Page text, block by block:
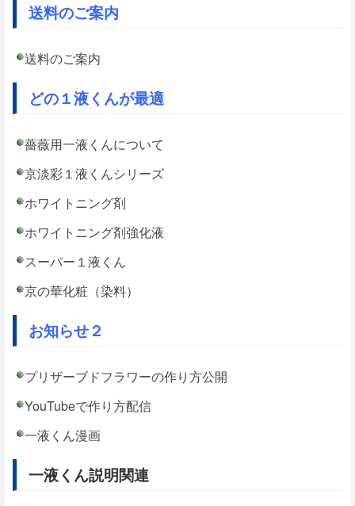
送料のご案内
送料のご案内
どの１液くんが最適
薔薇用一液くんについて
京淡彩１液くんシリーズ
ホワイトニング剤
ホワイトニング剤強化液
スーパー１液くん
京の華化粧（染料）
お知らせ２
プリザーブドフラワーの作り方公開
YouTubeで作り方配信
一液くん漫画
一液くん説明関連